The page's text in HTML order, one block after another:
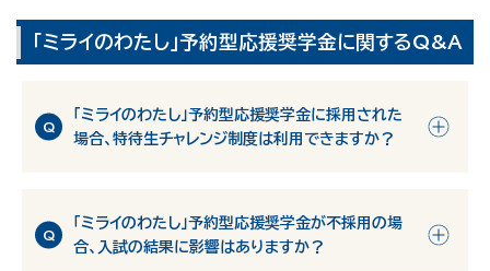
「ミライのわたし」予約型応援奨学金に関するQ&A
「ミライのわたし」予約型応援奨学金に採用された
場合、特待生チャレンジ制度は利用できますか？
「ミライのわたし」予約型応援奨学金が不採用の場
合、入試の結果に影響はありますか？